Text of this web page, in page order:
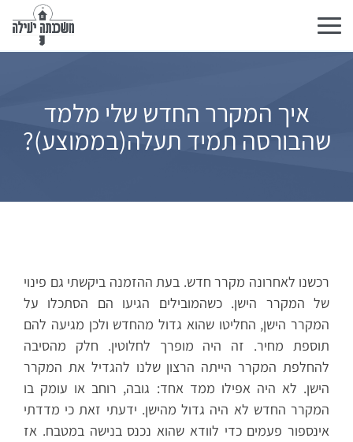
Toggle
navigation
איך המקרר החדש שלי מלמד
שהבורסה תמיד תעלה(בממוצע)?
רכשנו לאחרונה מקרר חדש. בעת ההזמנה ביקשתי גם פינוי
של המקרר הישן. כשהמובילים הגיעו הם הסתכלו על
המקרר הישן, החליטו שהוא גדול מהחדש ולכן מגיעה להם
תוספת מחיר. זה היה מופרך לחלוטין. חלק מהסיבה
להחלפת המקרר הייתה הרצון שלנו להגדיל את המקרר
הישן. לא היה אפילו ממד אחד: גובה, רוחב או עומק בו
המקרר החדש לא היה גדול מהישן. ידעתי זאת כי מדדתי
אינספור פעמים כדי לוודא שהוא נכנס בנישה במטבח. אז